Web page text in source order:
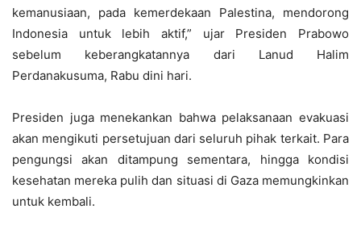
kemanusiaan, pada kemerdekaan Palestina, mendorong
Indonesia untuk lebih aktif,” ujar Presiden Prabowo
sebelum keberangkatannya dari Lanud Halim
Perdanakusuma, Rabu dini hari.
Presiden juga menekankan bahwa pelaksanaan evakuasi
akan mengikuti persetujuan dari seluruh pihak terkait. Para
pengungsi akan ditampung sementara, hingga kondisi
kesehatan mereka pulih dan situasi di Gaza memungkinkan
untuk kembali.